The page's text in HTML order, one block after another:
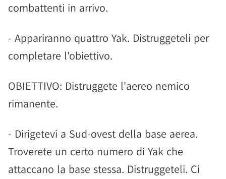
combattenti in arrivo.
- Appariranno quattro Yak. Distruggeteli per
completare l'obiettivo.
OBIETTIVO: Distruggete l'aereo nemico
rimanente.
- Dirigetevi a Sud-ovest della base aerea.
Troverete un certo numero di Yak che
attaccano la base stessa. Distruggeteli. Ci